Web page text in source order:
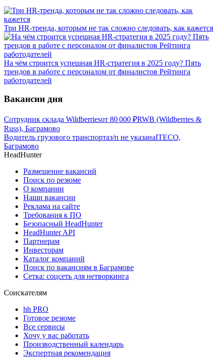
Три HR-тренда, которым не так сложно следовать, как кажется
На чём строится успешная HR-стратегия в 2025 году? Пять
трендов в работе с персоналом от финалистов Рейтинга
работодателей
Вакансии дня
Сотрудник склада Wildberriesот 80 000 ₽RWB (Wildberries &
Russ), Баграмово
Водитель грузового транспортаз/п не указанаITECO,
Баграмово
HeadHunter
Размещение вакансий
Поиск по резюме
О компании
Наши вакансии
Реклама на сайте
Требования к ПО
Безопасный HeadHunter
HeadHunter API
Партнерам
Инвесторам
Каталог компаний
Поиск по вакансиям в Баграмове
Сетка: соцсеть для нетворкинга
Соискателям
hh PRO
Готовое резюме
Все сервисы
Хочу у вас работать
Производственный календарь
Экспертная рекомендация